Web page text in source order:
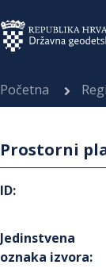
Početna
Prostorni
ID:
Jedinstvena
oznaka izvora: